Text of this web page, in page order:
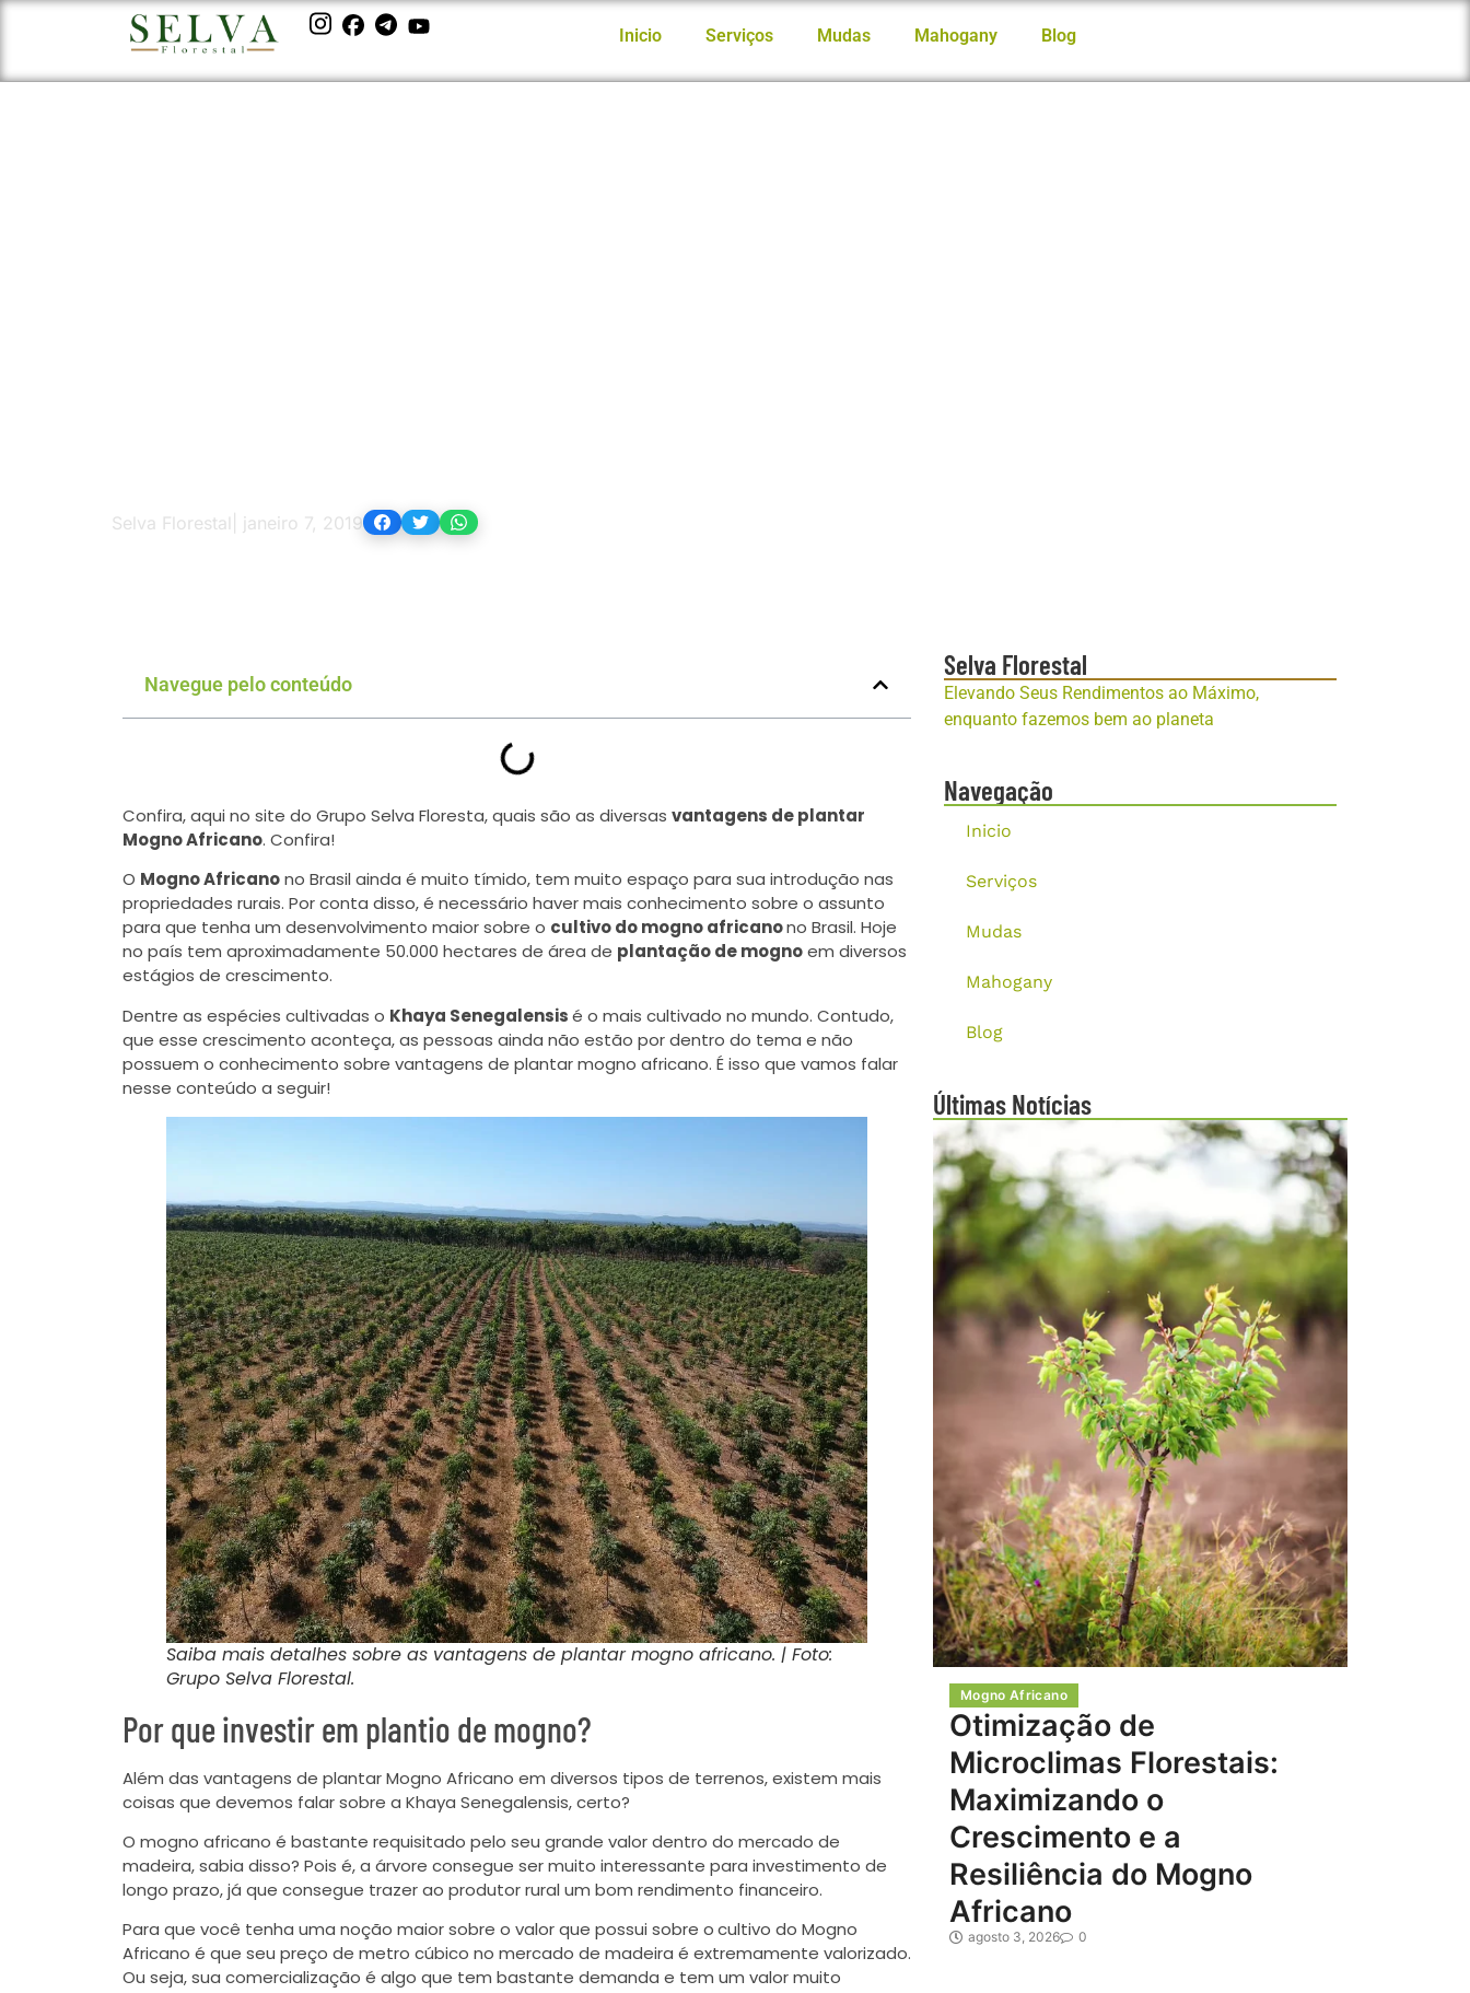
Inicio Serviços Mudas Mahogany Blog
Selva Florestal janeiro 7, 2019
Navegue pelo conteúdo
Confira, aqui no site do Grupo Selva Floresta, quais são as diversas vantagens de plantar
Mogno Africano. Confira!
O Mogno Africanono Brasil ainda é muito tímido, tem muito espaço para sua introdução nas
propriedades rurais. Por conta disso, é necessário haver mais conhecimento sobre o assunto
para que tenha um desenvolvimento maior sobre o cultivo do mogno africanono Brasil. Hoje
no país tem aproximadamente 50.000 hectares de área de plantação de mognoem diversos
estágios de crescimento.
Dentre as espécies cultivadas o Khaya Senegalensisé o mais cultivado no mundo. Contudo,
que esse crescimento aconteça, as pessoas ainda não estão por dentro do tema e não
possuem o conhecimento sobre vantagens de plantar mogno africano. É isso que vamos falar
nesse conteúdo a seguir!
Saiba mais detalhes sobre as vantagens de plantar mogno africano. | Foto:
Grupo Selva Florestal.
Por que investir em plantio de mogno?
Além das vantagens de plantar Mogno Africano em diversos tipos de terrenos, existem mais
coisas que devemos falar sobre a Khaya Senegalensis, certo?
O mogno africano é bastante requisitado pelo seu grande valor dentro do mercado de
madeira, sabia disso? Pois é, a árvore consegue ser muito interessante para investimento de
longo prazo, já que consegue trazer ao produtor rural um bom rendimento financeiro.
Para que você tenha uma noção maior sobre o valor que possui sobre ocultivo do Mogno
Africano é que seu preço de metro cúbico no mercado de madeira é extremamente valorizado.
Ou seja, sua comercialização é algo que tem bastante demanda e tem um valor muito
Selva Florestal
Elevando Seus Rendimentos ao Máximo,
enquanto fazemos bem ao planeta
Navegação
Inicio
Serviços
Mudas
Mahogany
Blog
Últimas Notícias
Mogno Africano
Otimização de
Microclimas Florestais:
Maximizando o
Crescimento e a
Resiliência do Mogno
Africano
agosto 3, 2026 0